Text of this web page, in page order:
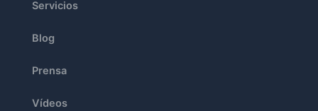
Servicios
Blog
Prensa
Vídeos